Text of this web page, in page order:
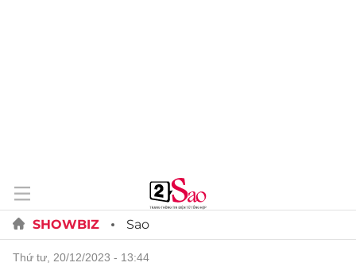
SHOWBIZ Sao
thứ tư, 20/12/2023 - 13:44